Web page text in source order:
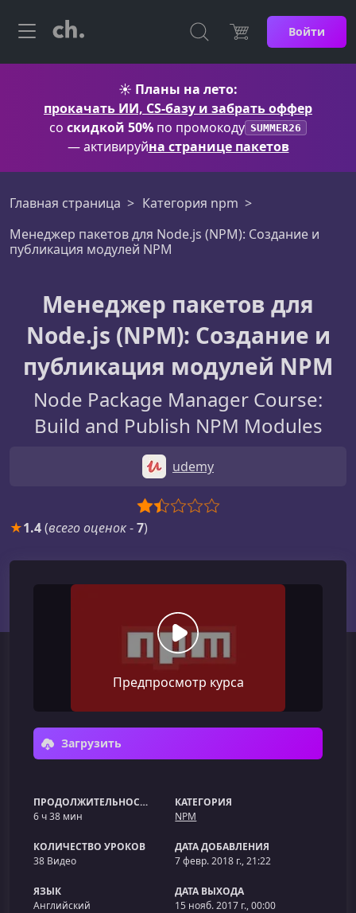
Войти
☀️ Планы на лето:
прокачать ИИ, CS-базу и забрать оффер
со скидкой 50% по промокоду SUMMER26
— активируйна странице пакетов
Главная страница
Категория npm
Менеджер пакетов для Node.js (NPM): Создание и
публикация модулей NPM
Менеджер пакетов для
Node.js (NPM): Создание и
публикация модулей NPM
Node Package Manager Course:
Build and Publish NPM Modules
udemy
★1.4(всего оценок-7)
Предпросмотр курса
Загрузить
ПРОДОЛЖИТЕЛЬНОСТЬ
6 ч 38 мин
КАТЕГОРИЯ
NPM
КОЛИЧЕСТВО УРОКОВ
38 Видео
ДАТА ДОБАВЛЕНИЯ
7 февр. 2018 г., 21:22
ЯЗЫК
Английский
ДАТА ВЫХОДА
15 нояб. 2017 г., 00:00